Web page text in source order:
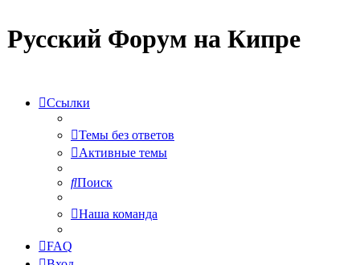
Русский Форум на Кипре
Ссылки
Темы без ответов
Активные темы
Поиск
Наша команда
FAQ